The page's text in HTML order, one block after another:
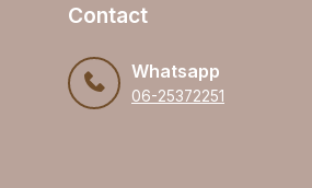
Contact
Whatsapp
06-25372251